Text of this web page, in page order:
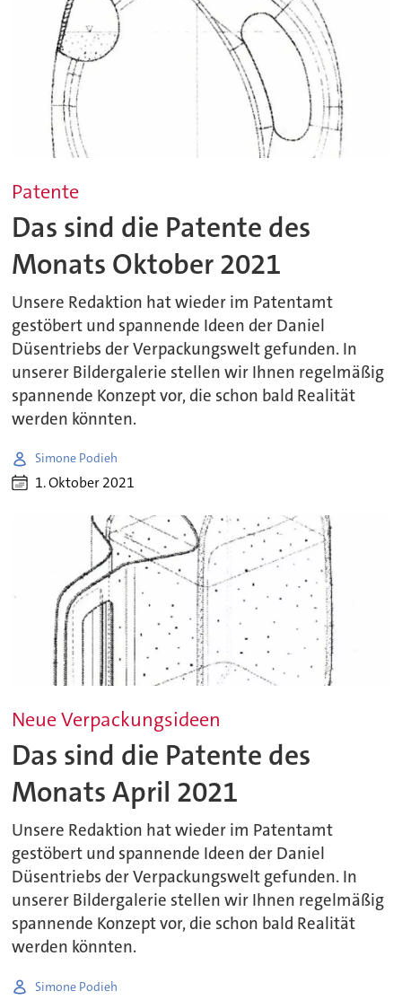
Patente
Das sind die Patente des
Monats Oktober 2021
Unsere Redaktion hat wieder im Patentamt
gestöbert und spannende Ideen der Daniel
Düsentriebs der Verpackungswelt gefunden. In
unserer Bildergalerie stellen wir Ihnen regelmäßig
spannende Konzept vor, die schon bald Realität
werden könnten.
Simone Podieh
1. Oktober 2021
Neue Verpackungsideen
Das sind die Patente des
Monats April 2021
Unsere Redaktion hat wieder im Patentamt
gestöbert und spannende Ideen der Daniel
Düsentriebs der Verpackungswelt gefunden. In
unserer Bildergalerie stellen wir Ihnen regelmäßig
spannende Konzept vor, die schon bald Realität
werden könnten.
Simone Podieh